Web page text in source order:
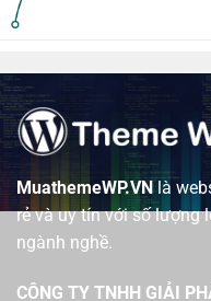
MuathemeWP.VNlà
rẻ và uy tín với số lượng
ngành nghề.
CÔNG TY TNHH GIẢI